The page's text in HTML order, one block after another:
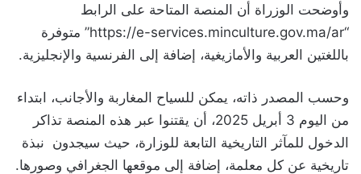
وأوضحت الوزراة أن المنصة المتاحة على الرابط
“https://e-services.minculture.gov.ma/ar” متوفرة
باللغتين العربية والأمازيغية، إضافة إلى الفرنسية والإنجليزية.
وحسب المصدر ذاته، يمكن للسياح المغاربة والأجانب، ابتداء
من اليوم 3 أبريل 2025، أن يقتنوا عبر هذه المنصة تذاكر
الدخول للمآثر التاريخية التابعة للوزارة، حيث سيجدون نبذة
تاريخية عن كل معلمة، إضافة إلى موقعها الجغرافي وصورها.